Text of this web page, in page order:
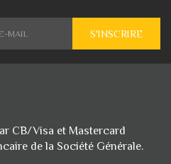
S'INSCRIRE
CB/Visa et Mastercard
de la Société Générale.